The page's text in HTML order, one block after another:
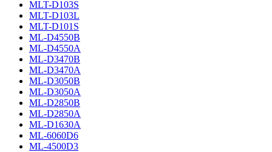
MLT-D103S
MLT-D103L
MLT-D101S
ML-D4550B
ML-D4550A
ML-D3470B
ML-D3470A
ML-D3050B
ML-D3050A
ML-D2850B
ML-D2850A
ML-D1630A
ML-6060D6
ML-4500D3